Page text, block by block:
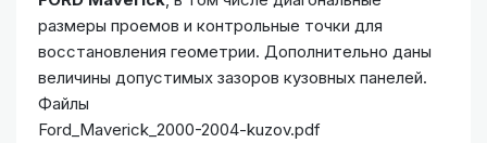
размеры проемов и контрольные точки для
восстановления геометрии. Дополнительно даны
величины допустимых зазоров кузовных панелей.
Файлы
Ford_Maverick_2000-2004-kuzov.pdf